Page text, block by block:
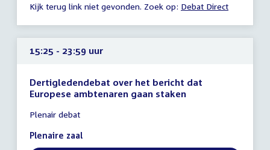
23:59
Kijk terug link niet gevonden. Zoek op: Debat Direct
15:25 - 23:59 uur
Dertigledendebat over het bericht dat
Europese ambtenaren gaan staken
vergadering
15:25
Plenair debat
Plenaire zaal